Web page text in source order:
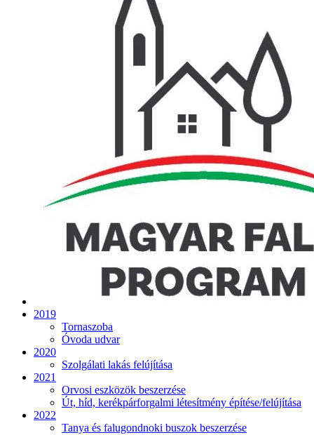
2019
Tornaszoba
Óvoda udvar
2020
Szolgálati lakás felújítása
2021
Orvosi eszközök beszerzése
Út, híd, kerékpárforgalmi létesítmény építése/felújítása
2022
Tanya és falugondnoki buszok beszerzése